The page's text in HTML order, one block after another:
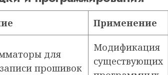
Применение
для
прошивок
Модификация
существующих